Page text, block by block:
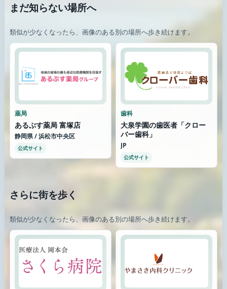
まだ知らない場所へ
類似が少なくなったら、画像のある別の場所へ歩き続けます。
薬局
あるぷす薬局 富塚店
静岡県 / 浜松市中央区
公式サイト
歯科
大泉学園の歯医者「クロー
バー歯科」
JP
公式サイト
さらに街を歩く
類似が少なくなったら、画像のある別の場所へ歩き続けます。